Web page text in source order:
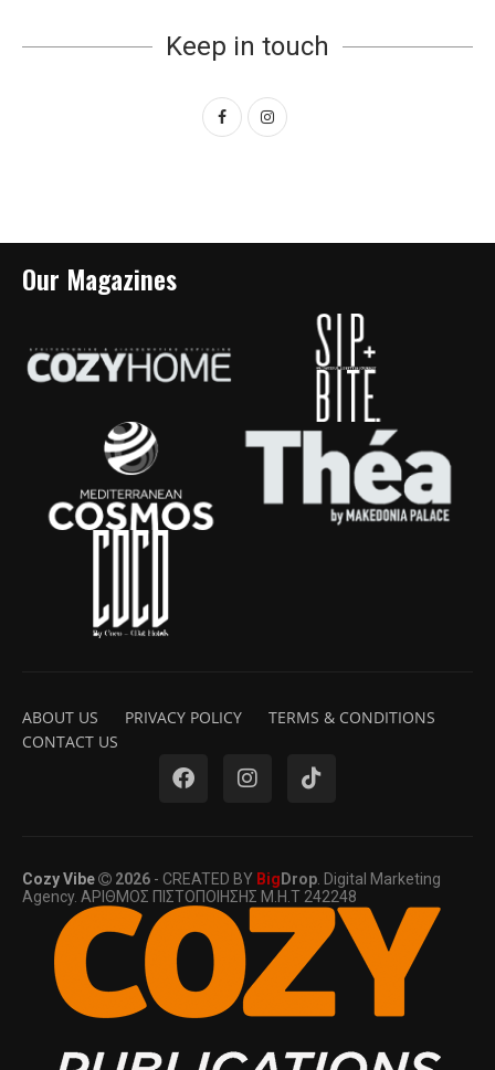
Keep in touch
Our Magazines
ABOUT US PRIVACY POLICY
TERMS & CONDITIONS
CONTACT US
Cozy Vibe 2026 - CREATED BY Big Drop. Digital Marketing
Agency. ΑΡΙΘΜΟΣ ΠΙΣΤΟΠΟΙΗΣΗΣ Μ.Η.Τ 242248